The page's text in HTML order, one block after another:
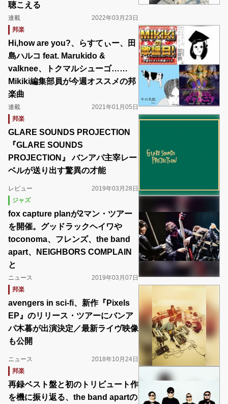
聴こえる
連載
2022年03月23日
邦楽
Hi,how are you?、らすてぃー、田
島ハルコ feat. Marukido &
valknee、トクマルシューゴ……
Mikiki編集部員が今週オススメの邦
楽曲
連載
2021年01月05日
邦楽
GLARE SOUNDS PROJECTION
『GLARE SOUNDS
PROJECTION』 バンアパ主宰レー
ベルが送り出す驚異の才能
レビュー
2019年03月28日
ジャズ
fox capture planが2マン・ツアー
を開催。グッドラックヘイワや
toconoma、フレンズ、the band
apart、NEIGHBORS COMPLAIN
と
ニュース
2019年03月07日
邦楽
avengers in sci-fi、新作『Pixels
EP』のリリース・ツアーにバンア
パ木暮が出演決定／最新ライヴ映像
も公開
ニュース
2018年10月24日
邦楽
再録ベスト盤と初のトリビュート作
を機に振り返る、the band apartの